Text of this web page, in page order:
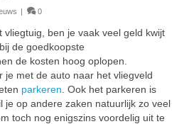
| 0
vliegtuig, ben je vaak veel geld kwijt
de goedkoopste
de kosten hoog oplopen.
je met de auto naar het vliegveld
parkeren . Ook het parkeren is
je op andere zaken natuurlijk zo veel
toch nog enigszins voordelig uit te